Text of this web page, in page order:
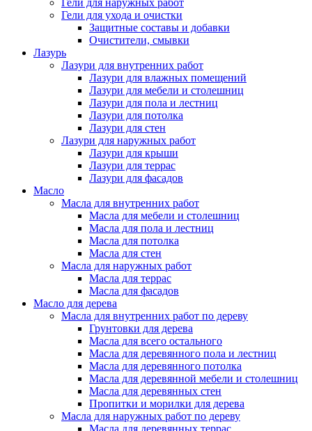
Гели для наружных работ
Гели для ухода и очистки
Защитные составы и добавки
Очистители, смывки
Лазурь
Лазури для внутренних работ
Лазури для влажных помещений
Лазури для мебели и столешниц
Лазури для пола и лестниц
Лазури для потолка
Лазури для стен
Лазури для наружных работ
Лазури для крыши
Лазури для террас
Лазури для фасадов
Масло
Масла для внутренних работ
Масла для мебели и столешниц
Масла для пола и лестниц
Масла для потолка
Масла для стен
Масла для наружных работ
Масла для террас
Масла для фасадов
Масло для дерева
Масла для внутренних работ по дереву
Грунтовки для дерева
Масла для всего остального
Масла для деревянного пола и лестниц
Масла для деревянного потолка
Масла для деревянной мебели и столешниц
Масла для деревянных стен
Пропитки и морилки для дерева
Масла для наружных работ по дереву
Масла для деревянных террас